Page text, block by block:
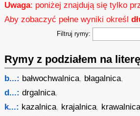
Uwaga: poniżej znajdują się tylko
Aby zobaczyć pełne wyniki określ
Filtruj rymy:
Rymy z podziałem na literę
b...: bałwochwalnica, błagalnica,
d...: drgalnica,
k...: kazalnica, krajalnica,